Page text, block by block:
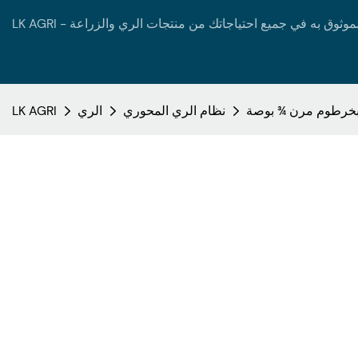
LK AGRI الري نظام الري المحوري